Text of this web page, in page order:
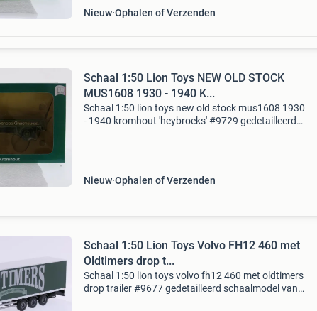
Nieuw Ophalen of Verzenden
Schaal 1:50 Lion Toys NEW OLD STOCK
MUS1608 1930 - 1940 K...
Schaal 1:50 lion toys new old stock mus1608 1930
- 1940 kromhout 'heybroeks' #9729 gedetailleerd
Nieuw Ophalen of Verzenden
Schaal 1:50 Lion Toys Volvo FH12 460 met
Oldtimers drop t...
Schaal 1:50 lion toys volvo fh12 460 met oldtimers
drop trailer #9677 gedetailleerd schaalmodel van